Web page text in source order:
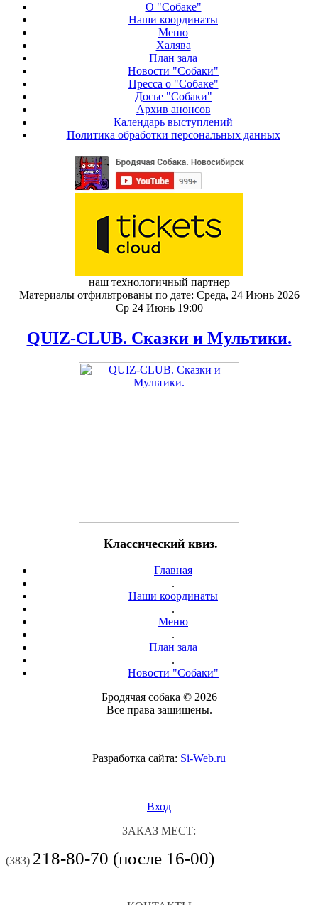
О "Собаке"
Наши координаты
Меню
Халява
План зала
Новости "Собаки"
Пресса о "Собаке"
Досье "Собаки"
Архив анонсов
Календарь выступлений
Политика обработки персональных данных
наш технологичный партнер
Материалы отфильтрованы по дате: Среда, 24 Июнь 2026
Ср 24 Июнь 19:00
QUIZ-CLUB. Сказки и Мультики.
Классический квиз.
Главная
.
Наши координаты
.
Меню
.
План зала
.
Новости "Собаки"
Бродячая собака © 2026
Все права защищены.
Разработка сайта: Si-Web.ru
Вход
ЗАКАЗ МЕСТ:
(383) 218-80-70 (после 16-00)